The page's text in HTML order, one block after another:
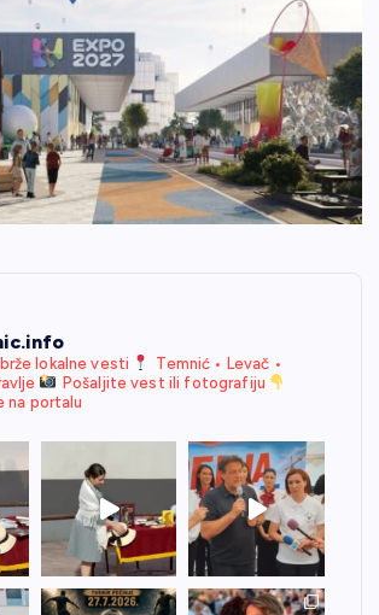
lokalne vesti
Temnić • Levač •
Pošaljite vest ili fotografiju
na portalu